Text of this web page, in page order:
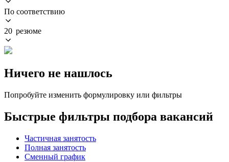
По соответствию
20 резюме
Ничего не нашлось
Попробуйте изменить формулировку или фильтры
Быстрые фильтры подбора вакансий
Частичная занятость
Полная занятость
Сменный график